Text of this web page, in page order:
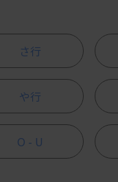
さ行
や行
O - U